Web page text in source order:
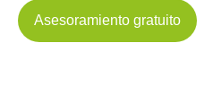
Asesoramiento gratuito